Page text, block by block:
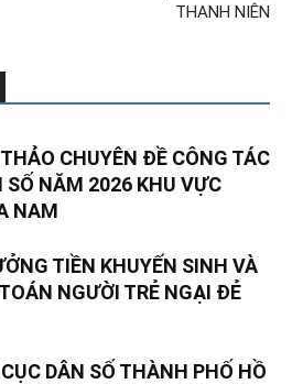
THANH NIÊN
CHUYÊN ĐỀ CÔNG TÁC
SỐ NĂM 2026 KHU VỰC
NAM
TIỀN KHUYẾN SINH VÀ
NGƯỜI TRẺ NGẠI ĐẺ
DÂN SỐ THÀNH PHỐ HỒ